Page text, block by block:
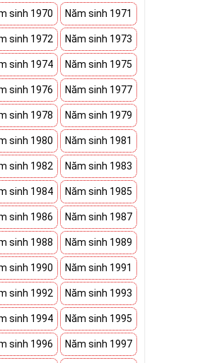
sinh 1970 Năm sinh 1971
sinh 1972 Năm sinh 1973
sinh 1974 Năm sinh 1975
sinh 1976 Năm sinh 1977
sinh 1978 Năm sinh 1979
sinh 1980 Năm sinh 1981
sinh 1982 Năm sinh 1983
sinh 1984 Năm sinh 1985
sinh 1986 Năm sinh 1987
sinh 1988 Năm sinh 1989
sinh 1990 Năm sinh 1991
sinh 1992 Năm sinh 1993
sinh 1994 Năm sinh 1995
sinh 1996 Năm sinh 1997